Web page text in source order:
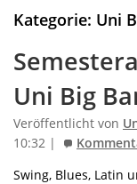
Kategorie: Uni
Uni Big
Veröffentlicht von
10:32 |
Swing, Blues, Latin